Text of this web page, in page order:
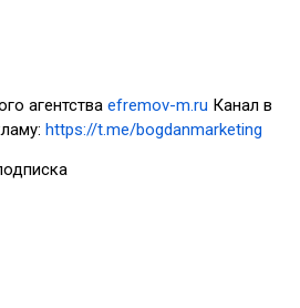
агентства efremov-m.ru Канал в
https://t.me/bogdanmarketing